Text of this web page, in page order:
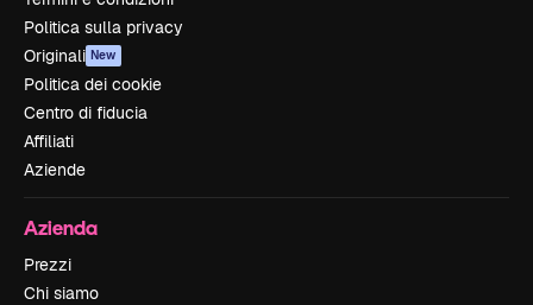
Politica sulla privacy
Originali New
Politica dei cookie
Centro di fiducia
Affiliati
Aziende
Azienda
Prezzi
Chi siamo